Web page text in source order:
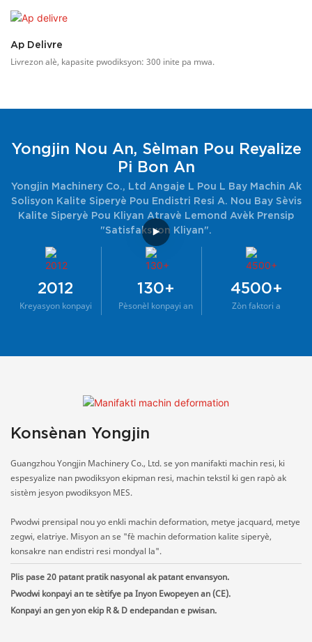
Ap Delivre
Livrezon alè, kapasite pwodiksyon: 300 inite pa mwa.
Yongjin Nou An, Sèlman Pou Reyalize
Pi Bon An
Yongjin Machinery Co., Ltd Angaje L Pou L Bay Machin Ak
Solisyon Kalite Siperyè Pou Endistri Resi A. Nou Bay Sèvis
Kalite Siperyè Pou Kliyan Atravè Lemond Avèk Prensip
"satisfaksyon Kliyan".
2012
Kreyasyon konpayi
130+
Pèsonèl konpayi an
4500+
Zòn faktori a
Konsènan Yongjin
Guangzhou Yongjin Machinery Co., Ltd. se yon manifakti machin resi, ki
espesyalize nan pwodiksyon ekipman resi, machin tekstil ki gen rapò ak
sistèm jesyon pwodiksyon MES.
Pwodwi prensipal nou yo enkli machin deformation, metye jacquard, metye
zegwi, elatriye. Misyon an se "fè machin deformation kalite siperyè,
konsakre nan endistri resi mondyal la".
Plis pase 20 patant pratik nasyonal ak patant envansyon.
Pwodwi konpayi an te sètifye pa Inyon Ewopeyen an (CE).
Konpayi an gen yon ekip R & D endepandan e pwisan.